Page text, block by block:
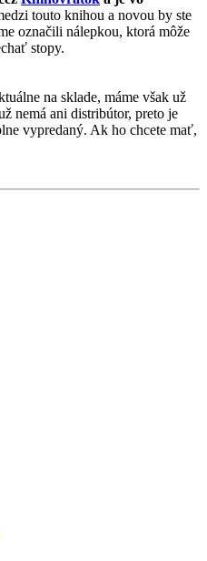
touto knihou a novou by ste
označili nálepkou, ktorá môže
stopy.
na sklade, máme však už
nemá ani distribútor, preto je
vypredaný. Ak ho chcete mať,